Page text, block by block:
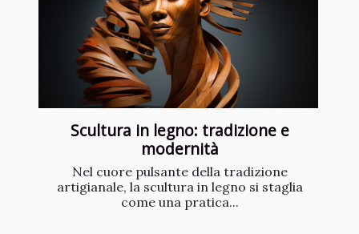
Scultura in legno: tradizione e
modernità
Nel cuore pulsante della tradizione
artigianale, la scultura in legno si staglia
come una pratica...